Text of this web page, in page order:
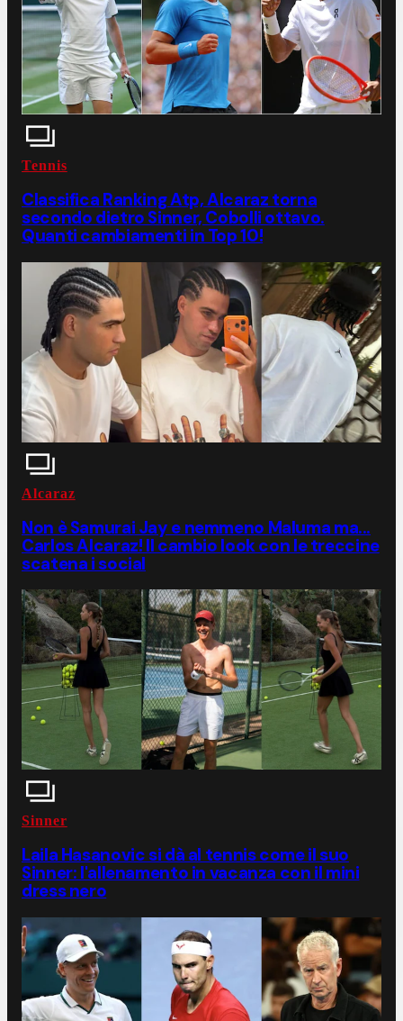
Tennis
Classifica Ranking Atp, Alcaraz torna
secondo dietro Sinner, Cobolli ottavo.
Quanti cambiamenti in Top 10!
Alcaraz
Non è Samurai Jay e nemmeno Maluma ma...
Carlos Alcaraz! Il cambio look con le treccine
scatena i social
Sinner
Laila Hasanovic si dà al tennis come il suo
Sinner: l'allenamento in vacanza con il mini
dress nero